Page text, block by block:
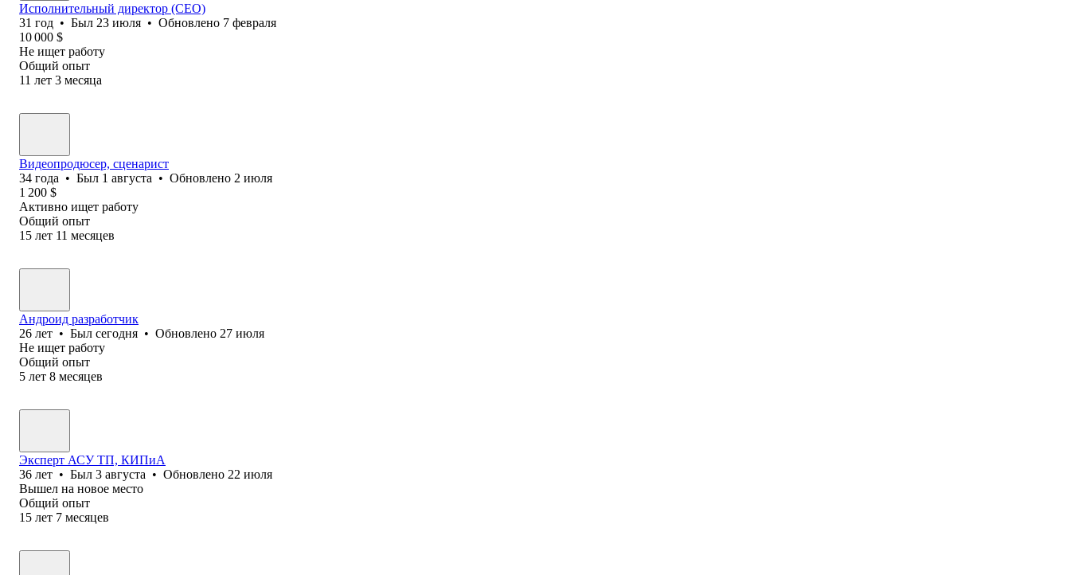
Исполнительный директор (CEO)
31 год • Был 23 июля • Обновлено 7 февраля
10 000 $
Не ищет работу
Общий опыт
11 лет 3 месяца
Видеопродюсер, сценарист
34 года • Был 1 августа • Обновлено 2 июля
1 200 $
Активно ищет работу
Общий опыт
15 лет 11 месяцев
Андроид разработчик
26 лет • Был сегодня • Обновлено 27 июля
Не ищет работу
Общий опыт
5 лет 8 месяцев
Эксперт АСУ ТП, КИПиА
36 лет • Был 3 августа • Обновлено 22 июля
Вышел на новое место
Общий опыт
15 лет 7 месяцев